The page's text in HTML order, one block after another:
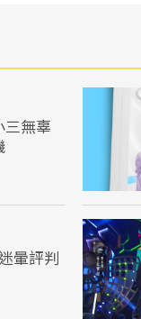
三無辜
暈評判